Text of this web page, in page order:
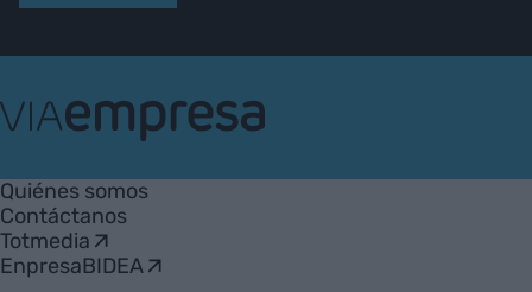
Empresa
Quiénes somos
Contáctanos
Totmedia
EnpresaBIDEA